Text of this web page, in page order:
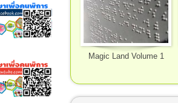
Magic Land Volume 1